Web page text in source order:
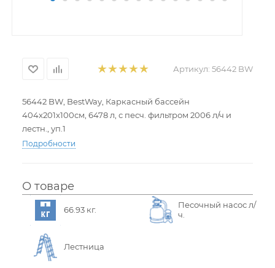
Артикул: 56442 BW
56442 BW, BestWay, Каркасный бассейн
404х201х100см, 6478 л, с песч. фильтром 2006 л/ч и
лестн., уп.1
Подробности
О товаре
66.93 кг.
Песочный насос л/
ч.
Лестница